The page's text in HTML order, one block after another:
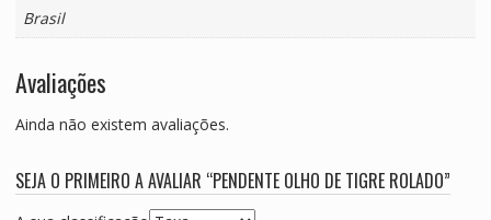
Brasil
Avaliações
Ainda não existem avaliações.
SEJA O PRIMEIRO A AVALIAR “PENDENTE OLHO DE TIGRE ROLADO”